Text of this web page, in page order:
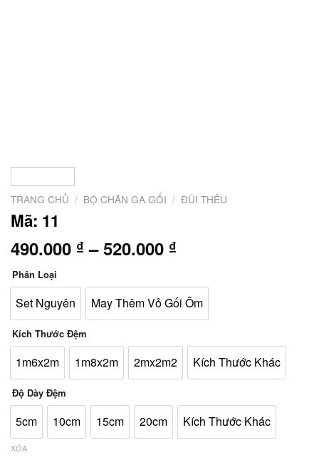
TRANG CHỦ / BỘ CHĂN GA GỐI / ĐŨI THÊU
Mã: 11
490.000 ₫ – 520.000 ₫
từ
490.000 ₫
đến
Phân Loại
Set Nguyên May Thêm Vỏ Gối Ôm
Kích Thước Đệm
1m6x2m 1m8x2m 2mx2m2 Kích Thước Khác
Độ Dày Đệm
5cm 10cm 15cm 20cm Kích Thước Khác
XÓA